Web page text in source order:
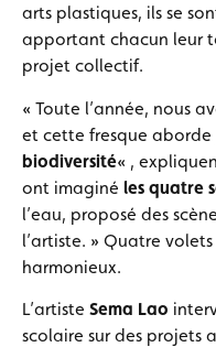
arts plastiques, ils se
apportant chacun leur
projet collectif.
« Toute l’année, nous
et cette fresque aborde
biodiversité« ,
ont imaginé les quatre
l’eau, proposé des
l’artiste. » Quatre
harmonieux.
L’artiste Sema Lao
scolaire sur des projets